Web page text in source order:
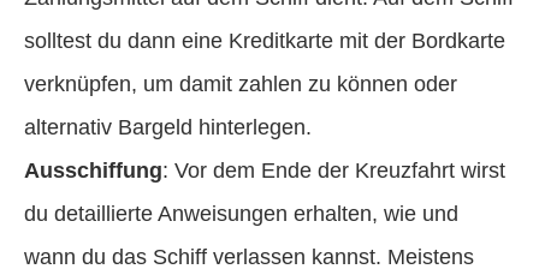
solltest du dann eine Kreditkarte mit der Bordkarte
verknüpfen, um damit zahlen zu können oder
alternativ Bargeld hinterlegen.
Ausschiffung: Vor dem Ende der Kreuzfahrt wirst
du detaillierte Anweisungen erhalten, wie und
wann du das Schiff verlassen kannst. Meistens